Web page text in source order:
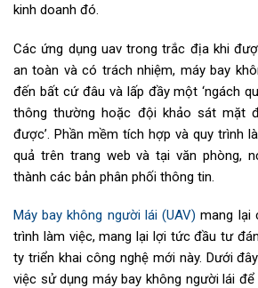
kinh doanh đó.
Các ứng dụng uav trong trắc địa khi
an toàn và có trách nhiệm, máy bay
đến bất cứ đâu và lấp đầy một ‘ngách
thông thường hoặc đội khảo sát mặt
được’. Phần mềm tích hợp và quy trình
quả trên trang web và tại văn phòng,
thành các bản phân phối thông tin.
Máy bay không người lái (UAV) mang lại
trình làm việc, mang lại lợi tức đầu tư
ty triển khai công nghệ mới này. Dưới
việc sử dụng máy bay không người lái